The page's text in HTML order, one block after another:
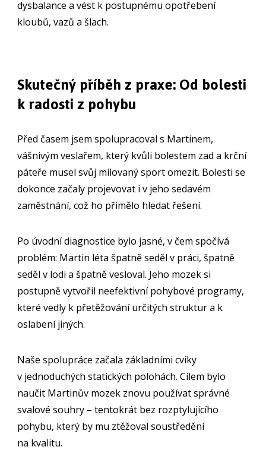
dysbalance a vést k postupnému opotřebení
kloubů, vazů a šlach.
Skutečný příběh z praxe: Od bolesti
k radosti z pohybu
Před časem jsem spolupracoval s Martinem,
vášnivým veslařem, který kvůli bolestem zad a krční
páteře musel svůj milovaný sport omezit. Bolesti se
dokonce začaly projevovat i v jeho sedavém
zaměstnání, což ho přimělo hledat řešení.
Po úvodní diagnostice bylo jasné, v čem spočívá
problém: Martin léta špatně seděl v práci, špatně
seděl v lodi a špatně vesloval. Jeho mozek si
postupně vytvořil neefektivní pohybové programy,
které vedly k přetěžování určitých struktur a k
oslabení jiných.
Naše spolupráce začala základními cviky
v jednoduchých statických polohách. Cílem bylo
naučit Martinův mozek znovu používat správné
svalové souhry – tentokrát bez rozptylujícího
pohybu, který by mu ztěžoval soustředění
na kvalitu.